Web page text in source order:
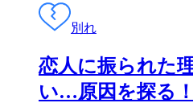
別れ
恋人に振られた
い…原因を探る